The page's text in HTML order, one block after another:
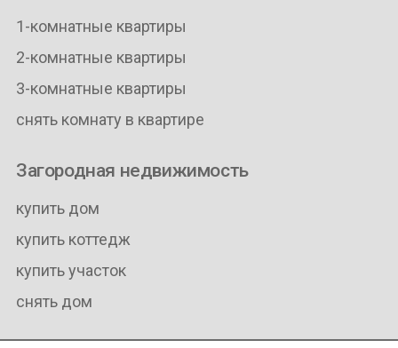
1-комнатные квартиры
2-комнатные квартиры
3-комнатные квартиры
снять комнату в квартире
Загородная недвижимость
купить дом
купить коттедж
купить участок
снять дом